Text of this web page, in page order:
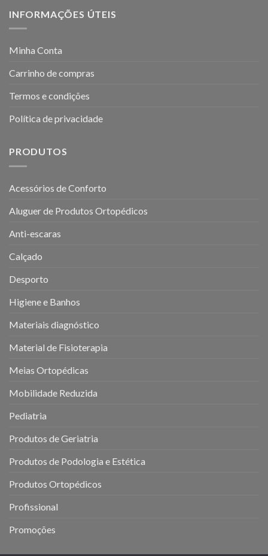
INFORMAÇÕES ÚTEIS
Minha Conta
Carrinho de compras
Termos e condições
Política de privacidade
PRODUTOS
Acessórios de Conforto
Aluguer de Produtos Ortopédicos
Anti-escaras
Calçado
Desporto
Higiene e Banhos
Materiais diagnóstico
Material de Fisioterapia
Meias Ortopédicas
Mobilidade Reduzida
Pediatria
Produtos de Geriatria
Produtos de Podologia e Estética
Produtos Ortopédicos
Profissional
Promoções